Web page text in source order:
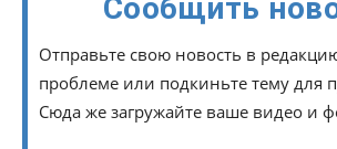
Сообщить
Отправьте свою новость в
проблеме или подкиньте тему для
Сюда же загружайте ваше видео и